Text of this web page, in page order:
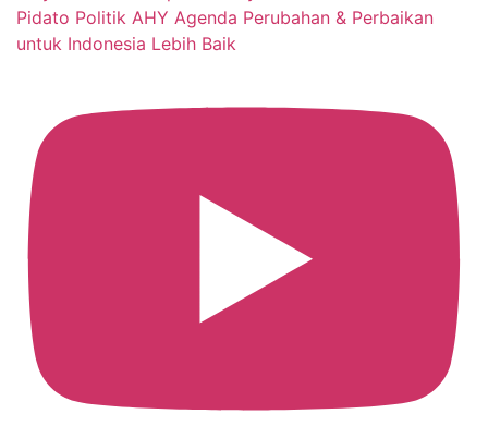
Pidato Politik AHY Agenda Perubahan & Perbaikan
untuk Indonesia Lebih Baik